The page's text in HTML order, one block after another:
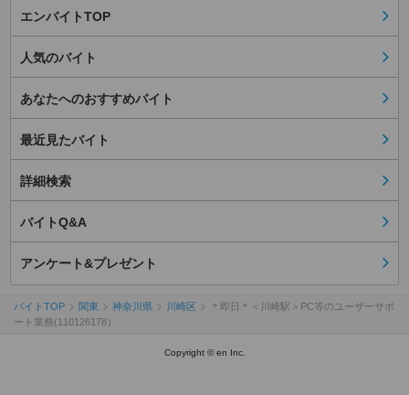
エンバイトTOP
人気のバイト
あなたへのおすすめバイト
最近見たバイト
詳細検索
バイトQ&A
アンケート&プレゼント
バイトTOP 関東 神奈川県 川崎区
＊即日＊＜川崎駅＞PC等のユーザーサポ
ート業務(110126178）
Copyright © en Inc.